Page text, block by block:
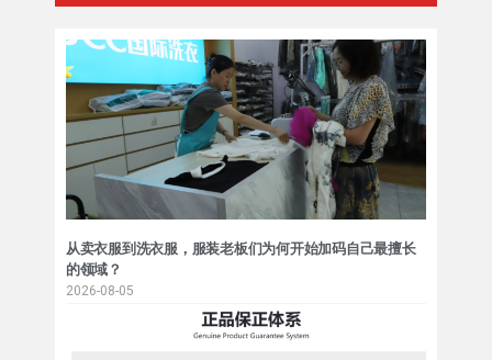
从卖衣服到洗衣服，服装老板们为何开始加码自己最擅长
的领域？
2026-08-05